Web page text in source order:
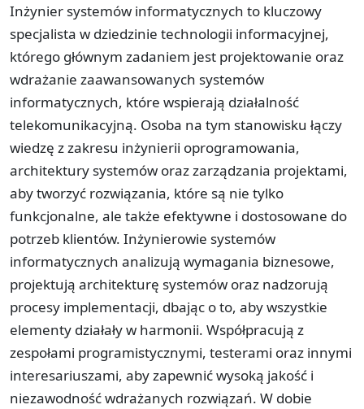
Inżynier systemów informatycznych to kluczowy
specjalista w dziedzinie technologii informacyjnej,
którego głównym zadaniem jest projektowanie oraz
wdrażanie zaawansowanych systemów
informatycznych, które wspierają działalność
telekomunikacyjną. Osoba na tym stanowisku łączy
wiedzę z zakresu inżynierii oprogramowania,
architektury systemów oraz zarządzania projektami,
aby tworzyć rozwiązania, które są nie tylko
funkcjonalne, ale także efektywne i dostosowane do
potrzeb klientów. Inżynierowie systemów
informatycznych analizują wymagania biznesowe,
projektują architekturę systemów oraz nadzorują
procesy implementacji, dbając o to, aby wszystkie
elementy działały w harmonii. Współpracują z
zespołami programistycznymi, testerami oraz innymi
interesariuszami, aby zapewnić wysoką jakość i
niezawodność wdrażanych rozwiązań. W dobie